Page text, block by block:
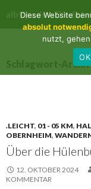
ZUM
Schlagwort-
.LEICHT, 01 - 05 KM,
BERNHEIM
,
Über die
12. OKTOBER 2024
KOMMENTAR
Diese Website
absolut
nutzt,
OK